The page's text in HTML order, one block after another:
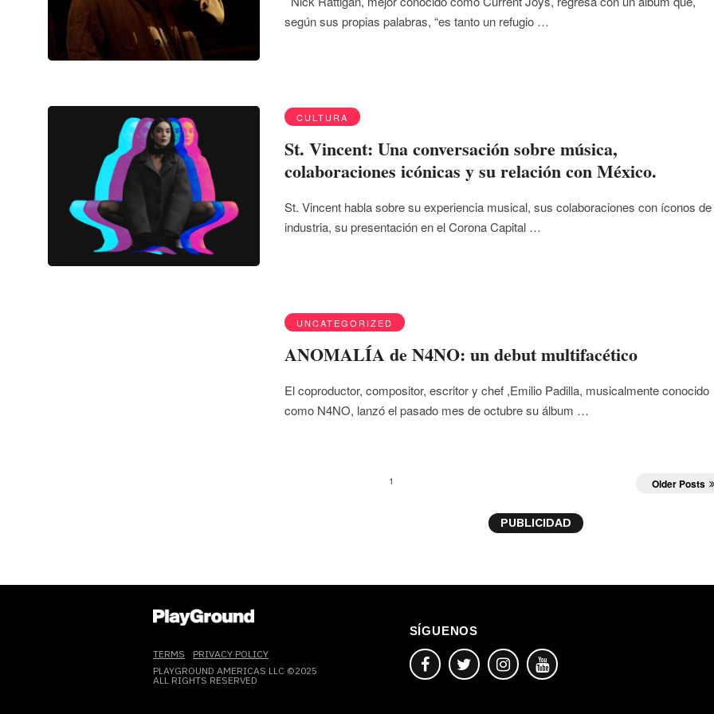
según sus propias palabras, “es tanto un refugio …
CULTURA
St. Vincent: Una conversación sobre música,
colaboraciones icónicas y su relación con México.
St. Vincent habla sobre su experiencia musical, sus colaboraciones con íconos
industria, su presentación en el Corona Capital …
UNCATEGORIZED
ANOMALÍA de N4NO: un debut multifacético
El coproductor, compositor, escritor y chef ,Emilio Padilla, musicalmente conocido
como N4NO, lanzó el pasado mes de octubre su álbum …
1 Older Posts
PUBLICIDAD
TERMS
PRIVACY POLICY
PLAYGROUND AMERICAS LLC ©2025
ALL RIGHTS RESERVED
SÍGUENOS